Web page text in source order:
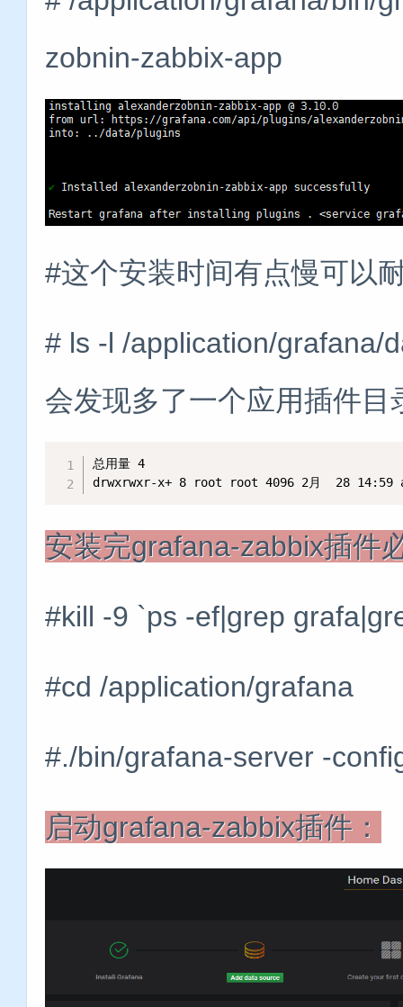
zobnin-zabbix-app
#这个安装时间有点慢可以
# ls -l /application/
会发现多了一个应用插件目
总用量 4
drwxrwxr-x+ 8 root root 4096 2月  28 14:59
安装完grafana-zabbix插件
#kill -9 `ps -ef|grep
#cd /application/grafana
#./bin/grafana-server -
启动grafana-zabbix插件：